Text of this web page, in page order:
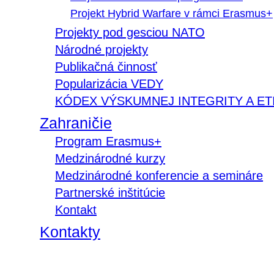
Projekt Hybrid Warfare v rámci Erasmus+
Projekty pod gesciou NATO
Národné projekty
Publikačná činnosť
Popularizácia VEDY
KÓDEX VÝSKUMNEJ INTEGRITY A
Zahraničie
Program Erasmus+
Medzinárodné kurzy
Medzinárodné konferencie a semináre
Partnerské inštitúcie
Kontakt
Kontakty